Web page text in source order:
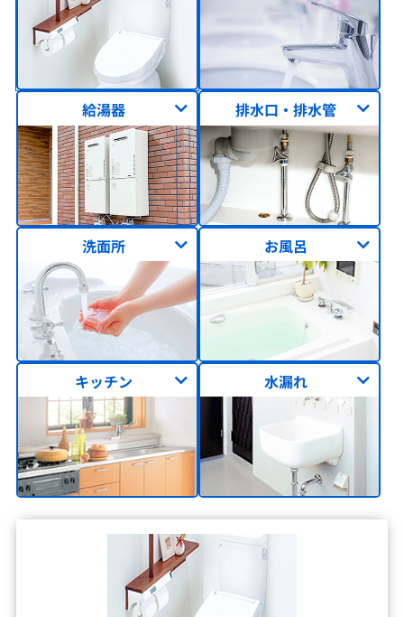
給湯器 排水口・排水管
洗面所 お風呂
キッチン 水漏れ